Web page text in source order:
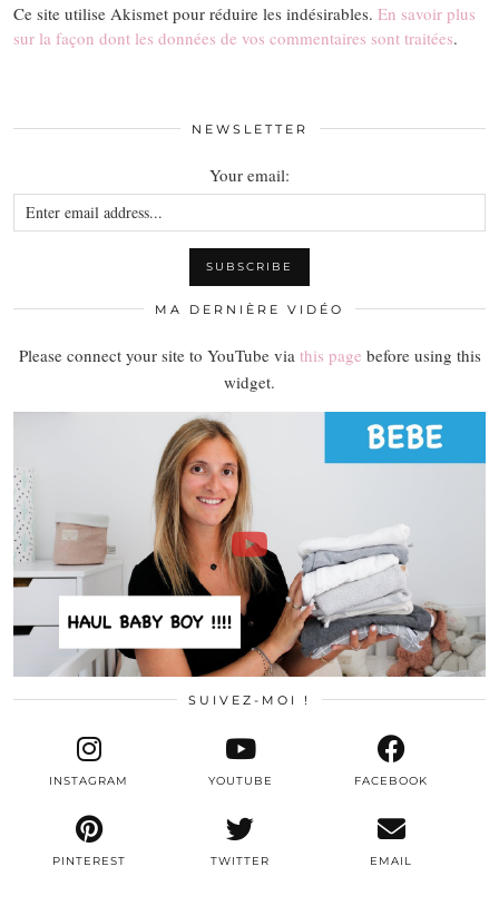
Ce site utilise Akismet pour réduire les indésirables. En savoir plus
sur la façon dont les données de vos commentaires sont traitées.
NEWSLETTER
Your email:
MA DERNIÈRE VIDÉO
Please connect your site to YouTube via this page before using this
widget.
SUIVEZ-MOI !
TWITTER
INSTAGRAM FACEBOOK
PINTEREST
YOUTUBE
EMAIL